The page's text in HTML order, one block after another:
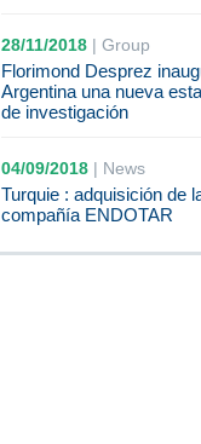
28/11/2018| Group
Florimond Desprez
Argentina una nueva
de investigación
04/09/2018| News
Turquie : adquisición de
compañía ENDOTAR